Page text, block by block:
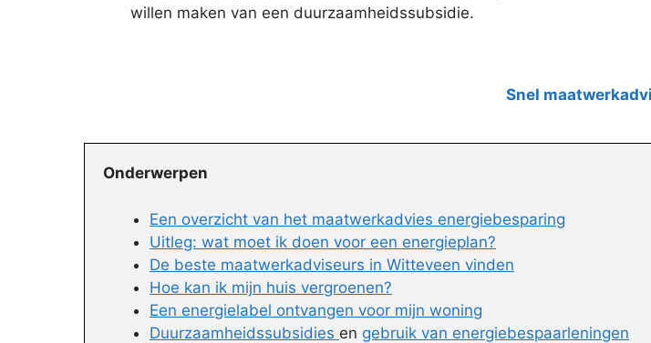
willen maken van een duurzaamheidssubsidie.
Snel
Onderwerpen
Een overzicht van het maatwerkadvies energiebesparing
Uitleg: wat moet ik doen voor een energieplan?
De beste maatwerkadviseurs in Witteveen vinden
Hoe kan ik mijn huis vergroenen?
Een energielabel ontvangen voor mijn woning
Duurzaamheidssubsidies en gebruik van energiebespaarleningen